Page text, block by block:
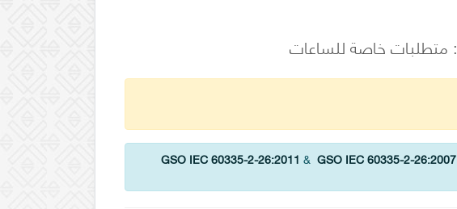
GSO IEC 60335-2-26:2011 &GSO IEC 60335-2-26:2007